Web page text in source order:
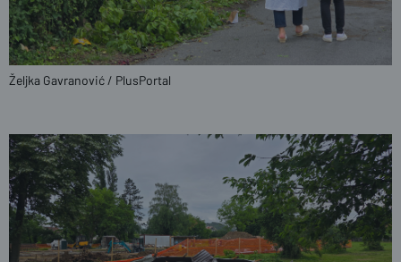
Željka Gavranović / PlusPortal